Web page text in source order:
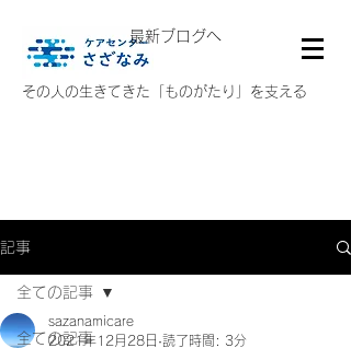
その人の生きてきた「ものがたり」を支える
最新ブログへ
記事
全ての記事
全ての記事
sazanamicare
2021年12月28日 読了時間: 3分